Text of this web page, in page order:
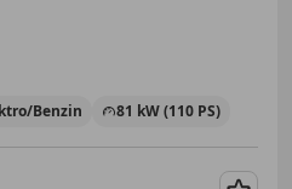
Benzin 81 kW (110 PS)